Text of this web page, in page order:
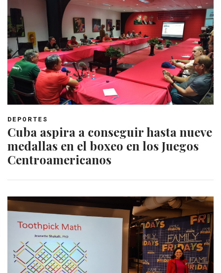
DEPORTES
Cuba aspira a conseguir hasta nueve
medallas en el boxeo en los Juegos
Centroamericanos